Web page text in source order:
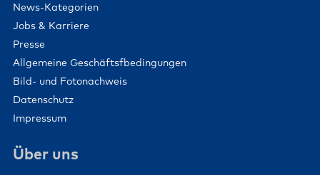
News-Kategorien
Jobs & Karriere
Presse
Allgemeine Geschäftsfbedingungen
Bild- und Fotonachweis
Datenschutz
Impressum
Über uns